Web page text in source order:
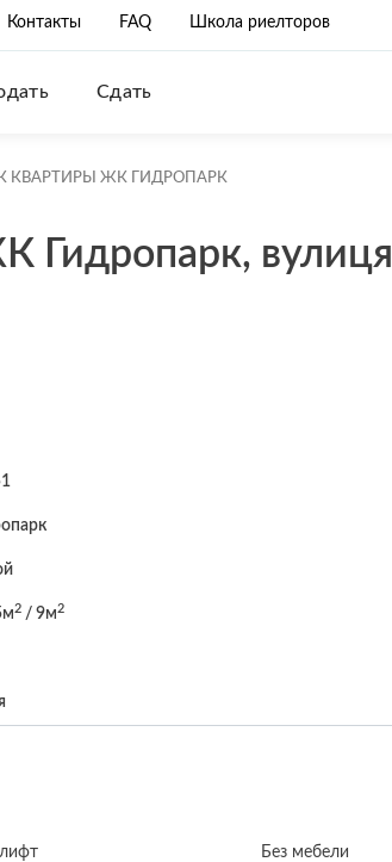
Контакты FAQ Школа риелторов
Сдать
КВАРТИРЫ ЖК ГИДРОПАРК
Гидропарк, вулиця
2/ 9м2
Без мебели